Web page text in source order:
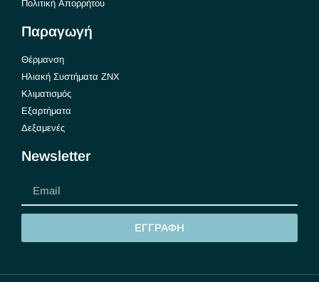
Πολιτική Απορρήτου
Παραγωγή
Θέρμανση
Ηλιακή Συστήματα ΖΝΧ
Κλιματισμός
Εξαρτήματα
Δεξαμενές
Newsletter
ΕΓΓΡΑΦΗ